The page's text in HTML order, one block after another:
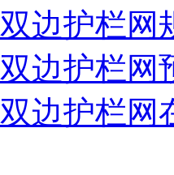
双边护栏网
双边护栏网
双边护栏网